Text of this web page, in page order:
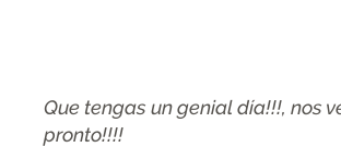
Que tengas un genial día!!!, nos
pronto!!!!